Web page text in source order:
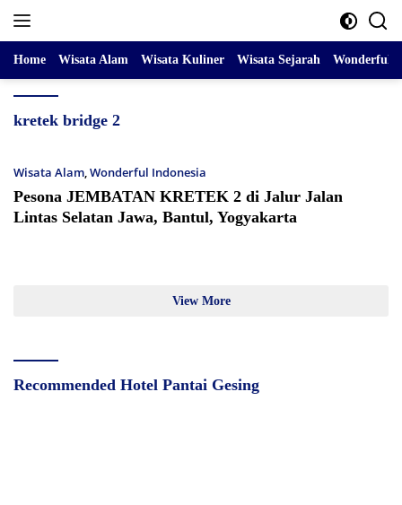
Home Wisata Alam Wisata Kuliner Wisata Sejarah Wonderful
kretek bridge 2
Wisata Alam,Wonderful Indonesia
Pesona JEMBATAN KRETEK 2 di Jalur Jalan
Lintas Selatan Jawa, Bantul, Yogyakarta
View More
Recommended Hotel Pantai Gesing